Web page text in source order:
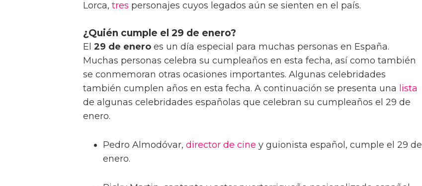
Lorca, tres personajes cuyos legados aún se sienten en el país.
¿Quién cumple el 29 de enero?
El 29 de enero es un día especial para muchas personas en España.
Muchas personas celebra su cumpleaños en esta fecha, así como también
se conmemoran otras ocasiones importantes. Algunas celebridades
también cumplen años en esta fecha. A continuación se presenta una lista
de algunas celebridades españolas que celebran su cumpleaños el 29 de
enero.
Pedro Almodóvar, director de cine y guionista español, cumple el 29 de
enero.